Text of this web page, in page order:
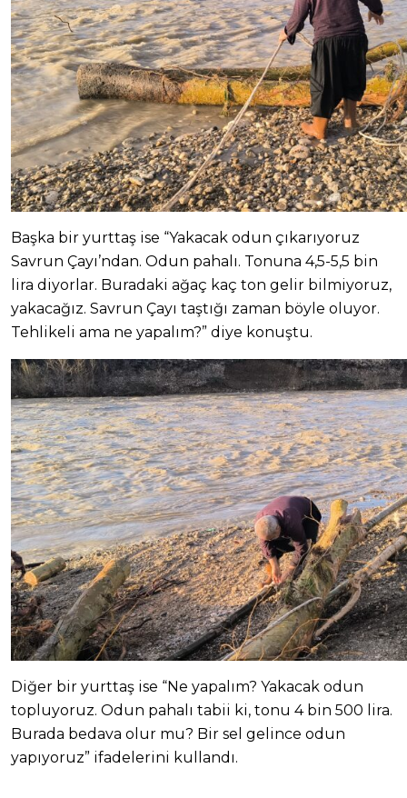
Başka bir yurttaş ise “Yakacak odun çıkarıyoruz
Savrun Çayı’ndan. Odun pahalı. Tonuna 4,5-5,5 bin
lira diyorlar. Buradaki ağaç kaç ton gelir bilmiyoruz,
yakacağız. Savrun Çayı taştığı zaman böyle oluyor.
Tehlikeli ama ne yapalım?” diye konuştu.
Diğer bir yurttaş ise “Ne yapalım? Yakacak odun
topluyoruz. Odun pahalı tabii ki, tonu 4 bin 500 lira.
Burada bedava olur mu? Bir sel gelince odun
yapıyoruz” ifadelerini kullandı.